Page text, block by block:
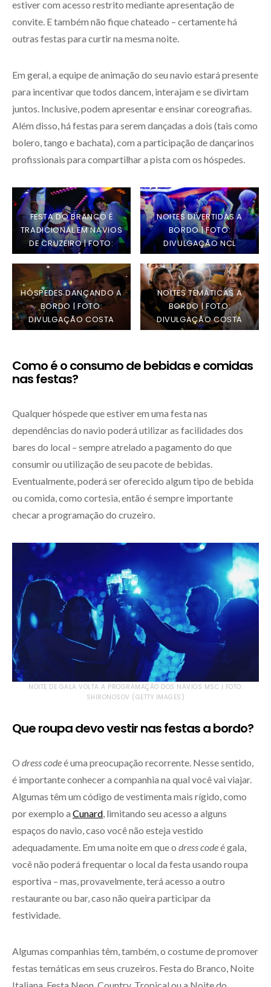
estiver com acesso restrito mediante apresentação de
convite. E também não fique chateado – certamente há
outras festas para curtir na mesma noite.
Em geral, a equipe de animação do seu navio estará presente
para incentivar que todos dancem, interajam e se divirtam
juntos. Inclusive, podem apresentar e ensinar coreografias.
Além disso, há festas para serem dançadas a dois (tais como
bolero, tango e bachata), com a participação de dançarinos
profissionais para compartilhar a pista com os hóspedes.
FESTA DO BRANCO É
TRADICIONAL EM NAVIOS
DE CRUZEIRO | FOTO:
DIVULGAÇÃO NCL
NOITES DIVERTIDAS A
BORDO | FOTO:
DIVULGAÇÃO NCL
HÓSPEDES DANÇANDO A
BORDO | FOTO:
DIVULGAÇÃO COSTA
NOITES TEMÁTICAS A
BORDO | FOTO:
DIVULGAÇÃO COSTA
Como é o consumo de bebidas e comidas
nas festas?
Qualquer hóspede que estiver em uma festa nas
dependências do navio poderá utilizar as facilidades dos
bares do local – sempre atrelado a pagamento do que
consumir ou utilização de seu pacote de bebidas.
Eventualmente, poderá ser oferecido algum tipo de bebida
ou comida, como cortesia, então é sempre importante
checar a programação do cruzeiro.
NOITE DE GALA VOLTA A PROGRAMAÇÃO DOS NAVIOS MSC | FOTO:
SHIRONOSOV (GETTY IMAGES)
Que roupa devo vestir nas festas a bordo?
O dress codeé uma preocupação recorrente. Nesse sentido,
é importante conhecer a companhia na qual você vai viajar.
Algumas têm um código de vestimenta mais rígido, como
por exemplo a Cunard , limitando seu acesso a alguns
espaços do navio, caso você não esteja vestido
adequadamente. Em uma noite em que o dress codeé gala,
você não poderá frequentar o local da festa usando roupa
esportiva – mas, provavelmente, terá acesso a outro
restaurante ou bar, caso não queira participar da
festividade.
Algumas companhias têm, também, o costume de promover
festas temáticas em seus cruzeiros. Festa do Branco, Noite